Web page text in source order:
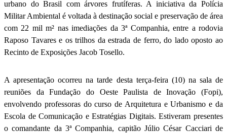
urbano do Brasil com árvores frutíferas. A iniciativa da Polícia
Militar Ambiental é voltada à destinação social e preservação de área
com 22 mil m² nas imediações da 3ª Companhia, entre a rodovia
Raposo Tavares e os trilhos da estrada de ferro, do lado oposto ao
Recinto de Exposições Jacob Tosello.
A apresentação ocorreu na tarde desta terça-feira (10) na sala de
reuniões da Fundação do Oeste Paulista de Inovação (Fopi),
envolvendo professoras do curso de Arquitetura e Urbanismo e da
Escola de Comunicação e Estratégias Digitais. Estiveram presentes
o comandante da 3ª Companhia, capitão Júlio César Cacciari de